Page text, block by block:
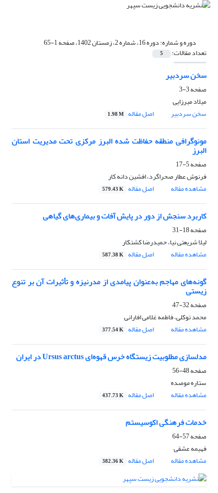
دوره و شماره:دوره 16، شماره 2، زمستان 1402، صفحه 1-65
تعداد مقالات: 5
سخن سردبیر
صفحه3-3
میلاد میرزایی
سخن سردبیر
اصل مقاله 1.98 M
مونوگرافی منطقه حفاظت شده البرز مرکزی تحت مدیریت استان
البرز
صفحه5-17
فرنوش عطار صحراگرد، افشین دانه کار
مشاهده مقاله
اصل مقاله 579.43 K
کاربرد سنجش از دور در پایش آفات و بیماری‌های گیاهی
صفحه18-31
لیلا شریعتی نیا، حمیدرضا کشتکار
مشاهده مقاله
اصل مقاله 587.38 K
گونه‌های مهاجم به‌عنوان پیامدی از مدرنیزه و تأثیرات آن بر تنوع
زیستی
صفحه32-47
محمد توکلی، فاطمه غلامی افارانی
مشاهده مقاله
اصل مقاله 377.54 K
مدلسازی مطلوبیت زیستگاه خرس قهوه‌ای Ursus arctus در ایران
صفحه48-56
ستاره موصده
مشاهده مقاله
اصل مقاله 437.73 K
خدمات فرهنگی اکوسیستم
صفحه57-64
فهیمه عشقی
مشاهده مقاله
اصل مقاله 382.36 K